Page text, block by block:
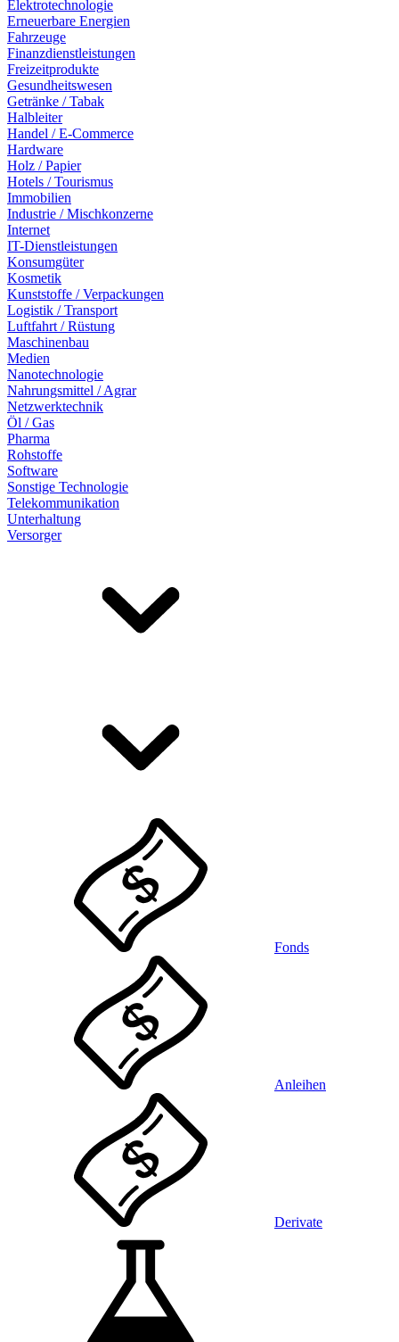
Elektrotechnologie
Erneuerbare Energien
Fahrzeuge
Finanzdienstleistungen
Freizeitprodukte
Gesundheitswesen
Getränke / Tabak
Halbleiter
Handel / E-Commerce
Hardware
Holz / Papier
Hotels / Tourismus
Immobilien
Industrie / Mischkonzerne
Internet
IT-Dienstleistungen
Konsumgüter
Kosmetik
Kunststoffe / Verpackungen
Logistik / Transport
Luftfahrt / Rüstung
Maschinenbau
Medien
Nanotechnologie
Nahrungsmittel / Agrar
Netzwerktechnik
Öl / Gas
Pharma
Rohstoffe
Software
Sonstige Technologie
Telekommunikation
Unterhaltung
Versorger
Fonds
Anleihen
Derivate